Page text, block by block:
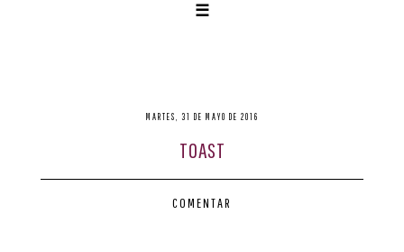
☰
PRESS
CONTACTO
MARTES, 31 DE MAYO DE 2016
TOAST
COMENTAR